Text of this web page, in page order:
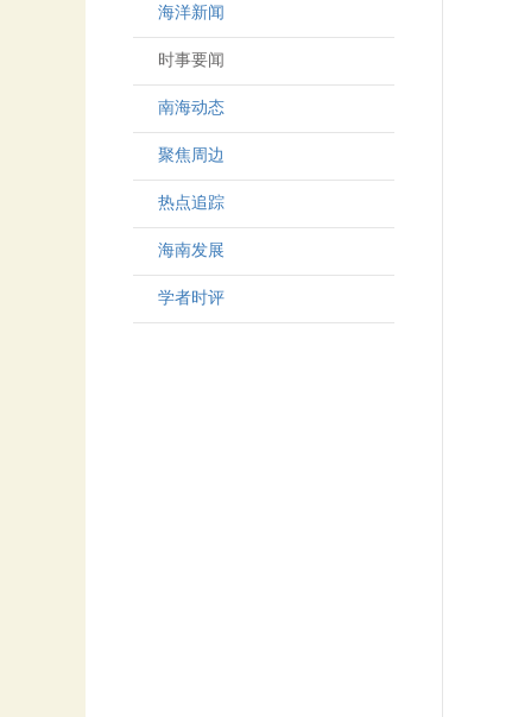
海洋新闻
时事要闻
南海动态
聚焦周边
热点追踪
海南发展
学者时评